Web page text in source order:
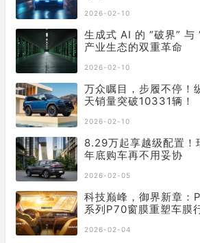
2026-02-10
生成式 AI 的 “破界”
产业生态的双重革命
2026-02-10
万众瞩目，步履不停！
天销量突破10331辆！
2026-02-10
8.29万起享越级配置！
年底购车再不用妥协
2026-02-05
科技巅峰，御界新章
系列P70窗膜重塑车膜
2026-02-04